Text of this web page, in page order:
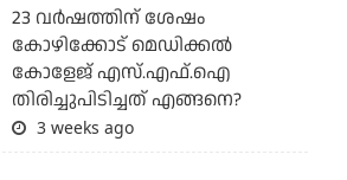
23 വർഷത്തിന് ശേഷം
കോഴിക്കോട് മെഡിക്കൽ
കോളേജ് എസ്.എഫ്.ഐ
തിരിച്ചുപിടിച്ചത് എങ്ങനെ?
3 weeks ago